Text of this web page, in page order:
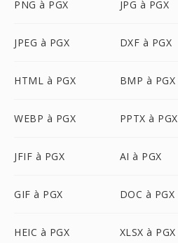
PNG à PGX JPG à PGX
JPEG à PGX DXF à PGX
HTML à PGX BMP à PGX
WEBP à PGX PPTX à PGX
JFIF à PGX AI à PGX
GIF à PGX DOC à PGX
HEIC à PGX XLSX à PGX